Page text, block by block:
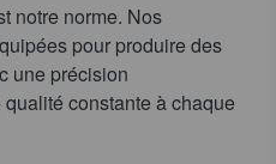
notre norme. Nos
pour produire des
une précision
constante à chaque